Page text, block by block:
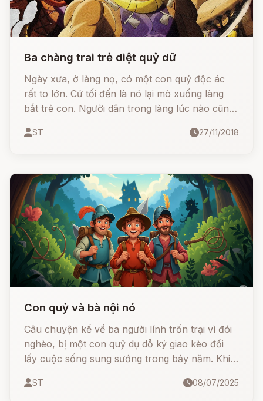
Ba chàng trai trẻ diệt quỷ dữ
Ngày xưa, ở làng nọ, có một con quỷ độc ác
rất to lớn. Cứ tối đến là nó lại mò xuống làng
bắt trẻ con. Người dân trong làng lúc nào cũng
con mình có bị bắt hay ngày mai con mình có
ST 27/11/2018
Con quỷ và bà nội nó
Câu chuyện kể về ba người lính trốn trại vì đói
nghèo, bị một con quỷ dụ dỗ ký giao kèo đổi
lấy cuộc sống sung sướng trong bảy năm. Khi
nhất để thoát thân: giải một câu đố quỷ quái.
ST 08/07/2025